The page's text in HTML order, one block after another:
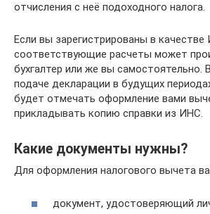
отчисления с неё подоходного налога.
Если вы зарегистрированы в качестве
соответствующие расчеты может
бухгалтер или же вы самостоятельно.
подаче декларации в будущих
будет отмечать оформление вами
прикладывать копию справки из ИНС.
Какие документы нужны?
Для оформления налогового вычета
документ, удостоверяющий